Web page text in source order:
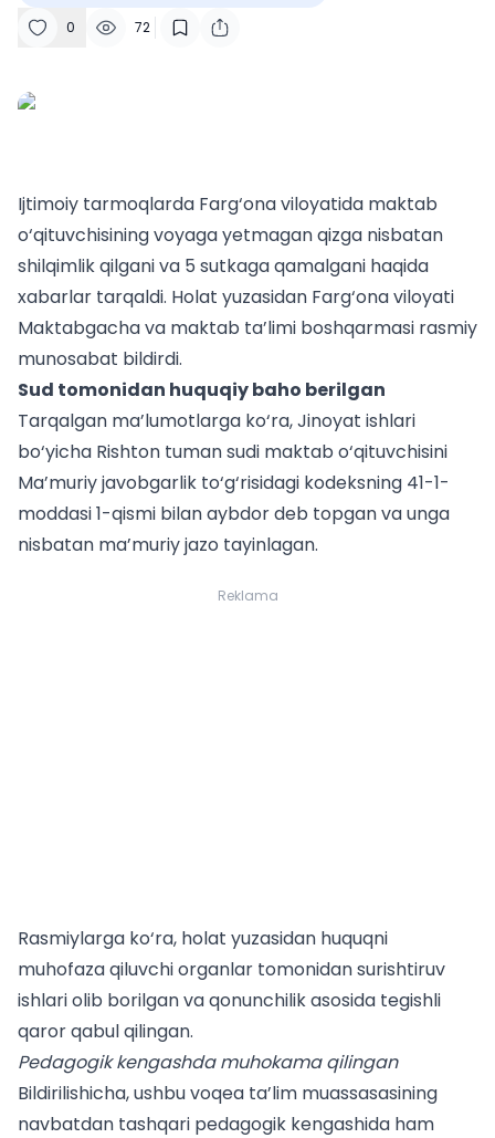
0 72
Ijtimoiy tarmoqlarda Farg‘ona viloyatida maktab
o‘qituvchisining voyaga yetmagan qizga nisbatan
shilqimlik qilgani va 5 sutkaga qamalgani haqida
xabarlar tarqaldi. Holat yuzasidan Farg‘ona viloyati
Maktabgacha va maktab ta’limi boshqarmasi rasmiy
munosabat bildirdi.
Sud tomonidan huquqiy baho berilgan
Tarqalgan ma’lumotlarga ko‘ra, Jinoyat ishlari
bo‘yicha Rishton tuman sudi maktab o‘qituvchisini
Ma’muriy javobgarlik to‘g‘risidagi kodeksning 41-1-
moddasi 1-qismi bilan aybdor deb topgan va unga
nisbatan ma’muriy jazo tayinlagan.
Reklama
Rasmiylarga ko‘ra, holat yuzasidan huquqni
muhofaza qiluvchi organlar tomonidan surishtiruv
ishlari olib borilgan va qonunchilik asosida tegishli
qaror qabul qilingan.
Pedagogik kengashda muhokama qilingan
Bildirilishicha, ushbu voqea ta’lim muassasasining
navbatdan tashqari pedagogik kengashida ham